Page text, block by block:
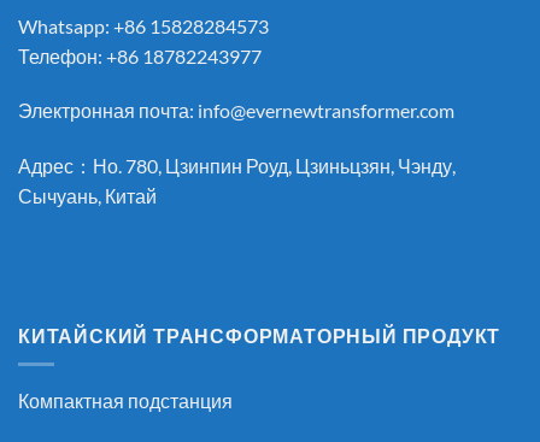
Whatsapp: +86 15828284573
Телефон: +86 18782243977
Электронная почта: info@evernewtransformer.com
Адрес：Но. 780, Цзинпин Роуд, Цзиньцзян, Чэнду,
Сычуань, Китай
КИТАЙСКИЙ ТРАНСФОРМАТОРНЫЙ ПРОДУКТ
Компактная подстанция